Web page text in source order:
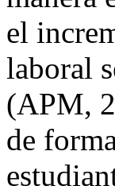
el
laboral
(APM,
de